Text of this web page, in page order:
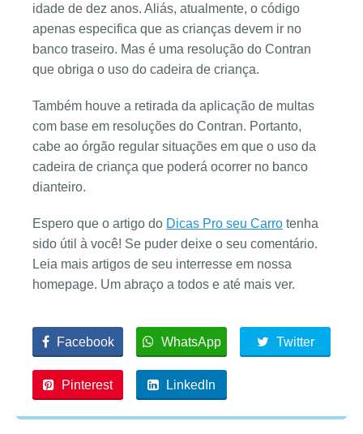
idade de dez anos. Aliás, atualmente, o código
apenas especifica que as crianças devem ir no
banco traseiro. Mas é uma resolução do Contran
que obriga o uso do cadeira de criança.
Também houve a retirada da aplicação de multas
com base em resoluções do Contran. Portanto,
cabe ao órgão regular situações em que o uso da
cadeira de criança que poderá ocorrer no banco
dianteiro.
Espero que o artigo do Dicas Pro seu Carro tenha
sido útil à você! Se puder deixe o seu comentário.
Leia mais artigos de seu interresse em nossa
homepage. Um abraço a todos e até mais ver.
Facebook WhatsApp Twitter
Pinterest LinkedIn